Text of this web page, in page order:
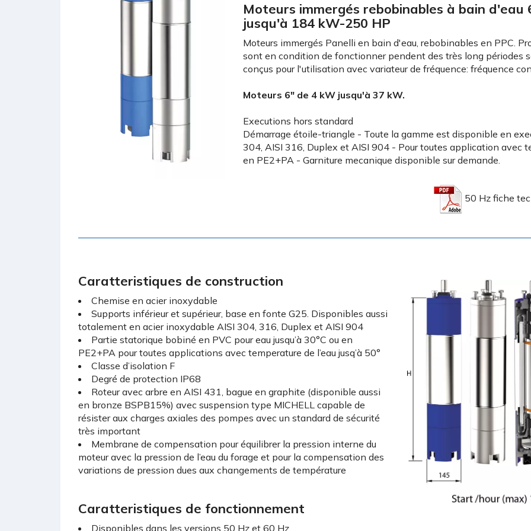
Moteurs immergés rebobinables à bain d'eau
jusqu'à 184 kW-250 HP
Moteurs immergés Panelli en bain d'eau, rebobinables en PPC.
sont en condition de fonctionner pendent des très long périodes
conçus pour l'utilisation avec variateur de fréquence: fréquence
Moteurs 6" de 4 kW jusqu'à 37 kW.
Executions hors standard
Démarrage étoile-triangle - Toute la gamme est disponible en
304, AISI 316, Duplex et AISI 904 - Pour toutes application avec
en PE2+PA - Garniture mecanique disponible sur demande.
50 Hz fiche
Caratteristiques de construction
Chemise en acier inoxydable
Supports inférieur et supérieur, base en fonte G25. Disponibles aussi
totalement en acier inoxydable AISI 304, 316, Duplex et AISI 904
Partie statorique bobiné en PVC pour eau jusqu’à 30°C ou en
PE2+PA pour toutes applications avec temperature de l’eau jusq’à 50°
Classe d’isolation F
Degré de protection IP68
Roteur avec arbre en AISI 431, bague en graphite (disponible aussi
en bronze BSPB15%) avec suspension type MICHELL capable de
résister aux charges axiales des pompes avec un standard de sécurité
très important
Membrane de compensation pour équilibrer la pression interne du
moteur avec la pression de l’eau du forage et pour la compensation des
variations de pression dues aux changements de température
Caratteristiques de fonctionnement
Disponibles dans les versions 50 Hz et 60 Hz